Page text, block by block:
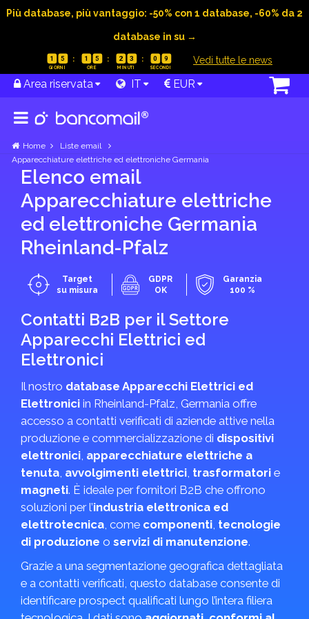
Più database, più vantaggio: -50% con 1 database, -60% da 2
database in su →
1 5 1 5 2 3 0 8 Vedi tutte le news
Area riservata IT EUR
Home
Liste email
Apparecchiature elettriche ed elettroniche Germania
Elenco email
Apparecchiature elettriche
ed elettroniche Germania
Rheinland-Pfalz
Target
su misura
GDPR
OK
Garanzia
100 %
Contatti B2B per il Settore
Apparecchi Elettrici ed
Elettronici
Il nostro database Apparecchi Elettrici ed
Elettronici in Rheinland-Pfalz, Germania offre
accesso a contatti verificati di aziende attive nella
produzione e commercializzazione di dispositivi
elettronici, apparecchiature elettriche a
tenuta, avvolgimenti elettrici, trasformatori e
magneti. È ideale per fornitori B2B che offrono
soluzioni per l’industria elettronica ed
elettrotecnica, come componenti, tecnologie
di produzione o servizi di manutenzione.
Grazie a una segmentazione geografica dettagliata
e a contatti verificati, questo database consente di
identificare prospect qualificati lungo l’intera filiera